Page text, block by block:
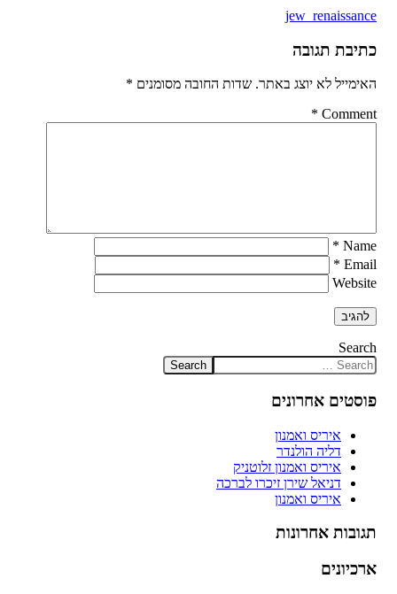
jew_renaissance
כתיבת תגובה
האימייל לא יוצג באתר. שדות החובה מסומנים *
Comment
*
Name
*
Email
*
Website
Search
פוסטים אחרונים
איריס ואמנון
דליה הולנדר
איריס ואמנון זלוטניק
דניאל שירן זיכרו לברכה
איריס ואמנון
תגובות אחרונות
ארכיונים